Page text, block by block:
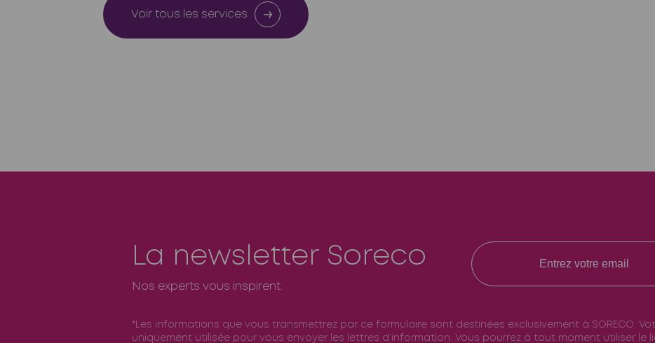
Voir tous les services
La newsletter Soreco
Nos experts vous inspirent.
*Les informations que vous transmettrez par ce formulaire sont destinées exclusivement à SORECO.
uniquement utilisée pour vous envoyer les lettres d’information. Vous pourrez à tout moment utiliser le